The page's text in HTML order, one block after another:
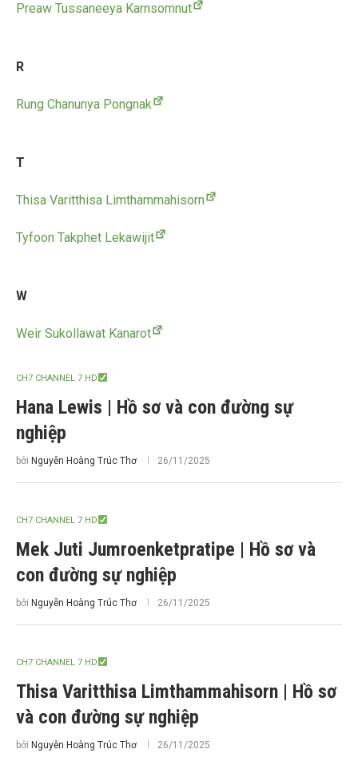
Preaw Tussaneeya Karnsomnut
R
Rung Chanunya Pongnak
T
Thisa Varitthisa Limthammahisorn
Tyfoon Takphet Lekawijit
W
Weir Sukollawat Kanarot
CH7 CHANNEL 7 HD
Hana Lewis | Hồ sơ và con đường sự
nghiệp
bởi Nguyễn Hoàng Trúc Thơ 26/11/2025
CH7 CHANNEL 7 HD
Mek Juti Jumroenketpratipe | Hồ sơ và
con đường sự nghiệp
bởi Nguyễn Hoàng Trúc Thơ 26/11/2025
CH7 CHANNEL 7 HD
Thisa Varitthisa Limthammahisorn | Hồ sơ
và con đường sự nghiệp
bởi Nguyễn Hoàng Trúc Thơ 26/11/2025